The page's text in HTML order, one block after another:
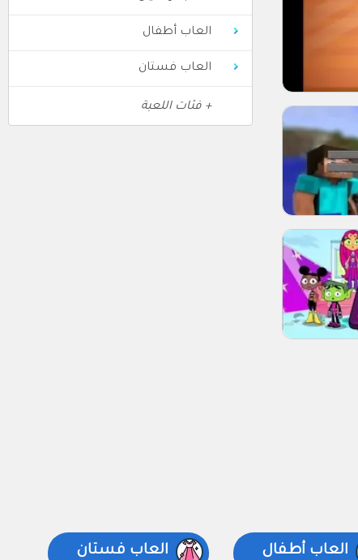
العاب أطفال
العاب فستان
+ فئات اللعبة
العاب أطفال العاب فستان